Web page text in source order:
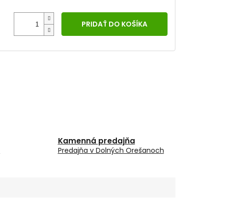
PRIDAŤ DO KOŠÍKA
Kamenná predajňa
Predajňa v Dolných Orešanoch